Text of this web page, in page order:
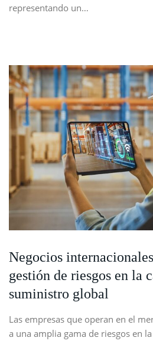
representando un…
Negocios
gestión de riesgos en la
suministro global
Las empresas que operan en el
a una amplia gama de riesgos en